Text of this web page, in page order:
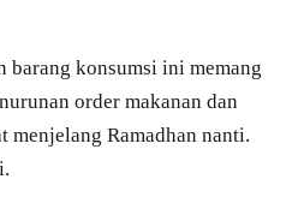
konsumsi ini memang
order makanan dan
menjelang Ramadhan nanti.